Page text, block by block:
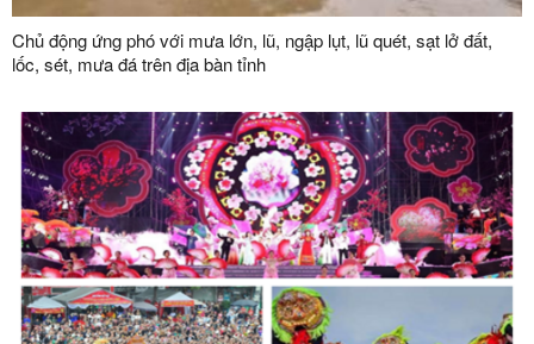
Chủ động ứng phó với mưa lớn, lũ, ngập lụt, lũ quét, sạt lở đất,
lốc, sét, mưa đá trên địa bàn tỉnh